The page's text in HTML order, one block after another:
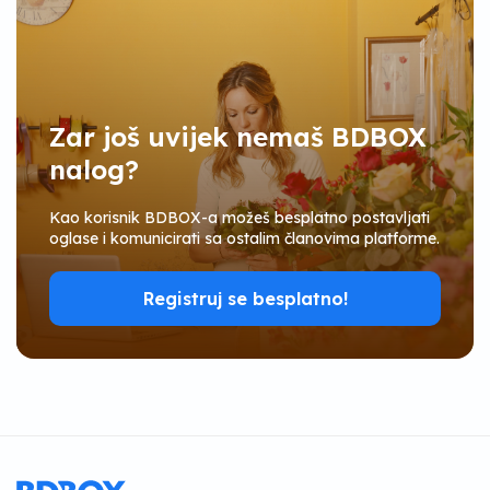
Zar još uvijek nemaš BDBOX
nalog?
Kao korisnik BDBOX-a možeš besplatno postavljati
oglase i komunicirati sa ostalim članovima platforme.
Registruj se besplatno!